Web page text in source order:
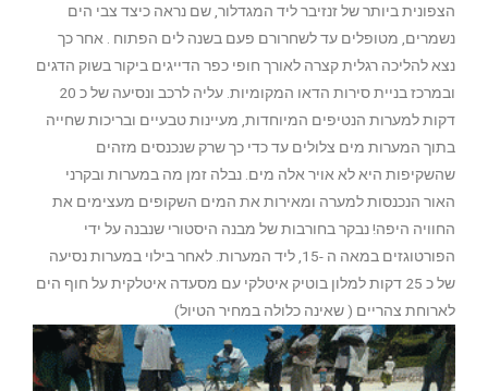
הצפונית ביותר של זנזיבר ליד המגדלור, שם נראה כיצד צבי הים
נשמרים, מטופלים עד לשחרורם פעם בשנה לים הפתוח . אחר כך
נצא להליכה רגלית קצרה לאורך חופי כפר הדייגים ביקור בשוק הדגים
ובמרכז בניית סירות הדאו המקומיות. עליה לרכב ונסיעה של כ 20
דקות למערות הנטיפים המיוחדות, מעיינות טבעיים ובריכות שחייה
בתוך המערות מים צלולים עד כדי כך שרק שנכנסים מזהים
שהשקיפות היא לא אויר אלה מים. נבלה זמן מה במערות ובקרני
האור הנכנסות למערה ומאירות את המים השקופים מעצימים את
החוויה היפה! נבקר בחורבות של מבנה היסטורי שנבנה על ידי
הפורטוגזים במאה ה -15, ליד המערות. לאחר בילוי במערות נסיעה
של כ 25 דקות למלון בוטיק איטלקי עם מסעדה איטלקית על חוף הים
לארוחת צהריים ( שאינה כלולה במחיר הטיול)